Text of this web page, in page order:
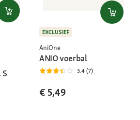
EXCLUSIEF
AniOne
ANIO voerbal
3.4 (7)
€ 5,49